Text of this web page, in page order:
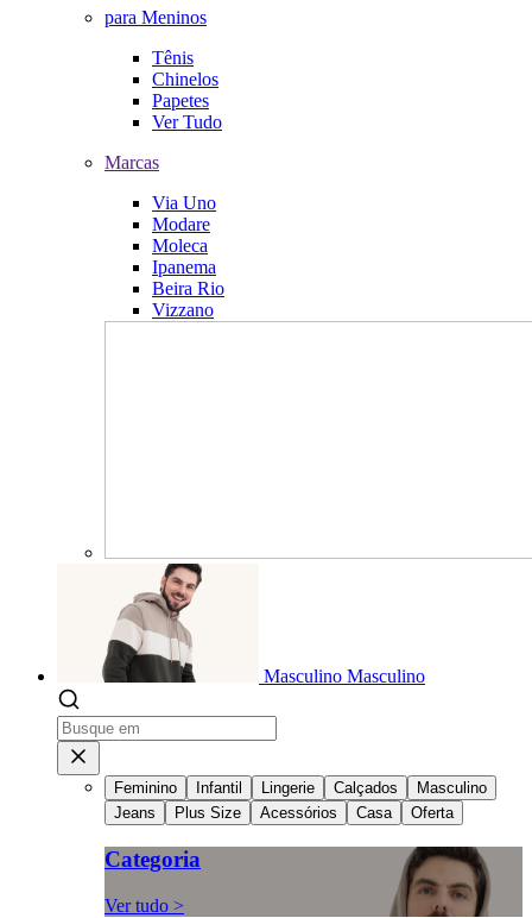
para Meninos
Tênis
Chinelos
Papetes
Ver Tudo
Marcas
Via Uno
Modare
Moleca
Ipanema
Beira Rio
Vizzano
Masculino Masculino
Feminino Infantil Lingerie Calçados
Masculino
Jeans
Plus Size Acessórios Casa Oferta
Categoria
Ver tudo >